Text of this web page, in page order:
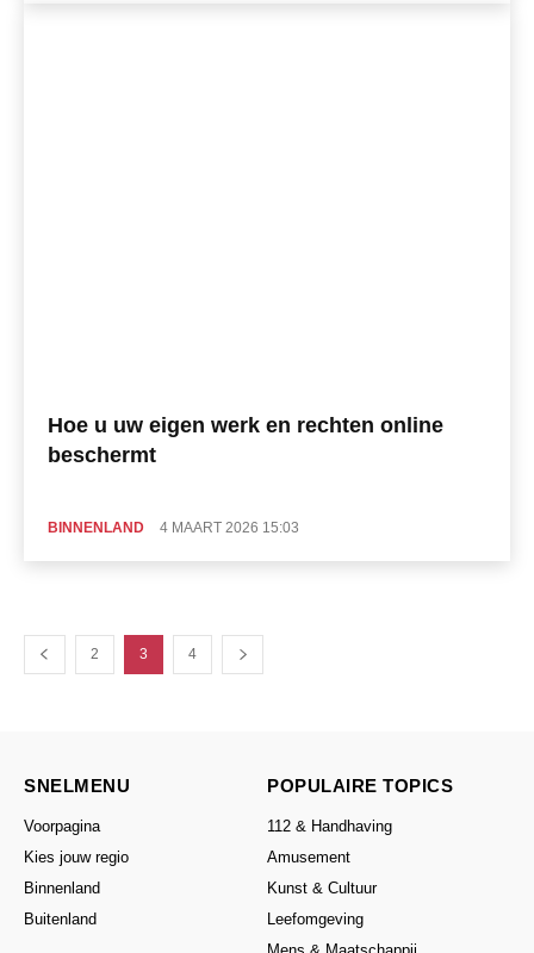
Hoe u uw eigen werk en rechten online
beschermt
BINNENLAND 4 MAART 2026 15:03
2 3 4
SNELMENU
Voorpagina
Kies jouw regio
Binnenland
Buitenland
POPULAIRE TOPICS
112 & Handhaving
Amusement
Kunst & Cultuur
Leefomgeving